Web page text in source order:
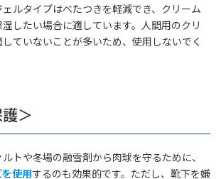
ルタイプはべたつきを軽減でき、クリーム
したい場合に適しています。人間用のクリ
ていないことが多いため、使用しないでく
＞
トや冬場の融雪剤から肉球を守るために、
使用するのも効果的です。ただし、靴下を嫌